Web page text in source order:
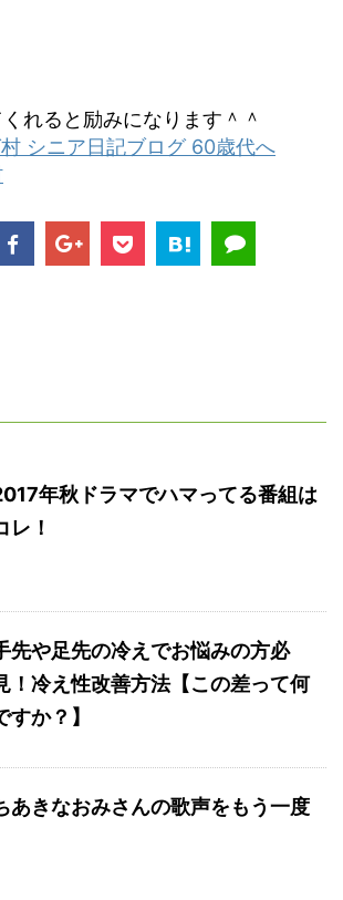
れると励みになります＾＾
年秋ドラマでハマってる番組は
レ！
先や足先の冷えでお悩みの方必
！冷え性改善方法【この差って何
すか？】
あきなおみさんの歌声をもう一度